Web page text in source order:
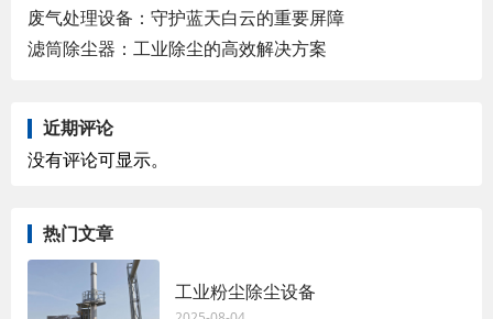
废气处理设备：守护蓝天白云的重要屏障
滤筒除尘器：工业除尘的高效解决方案
近期评论
没有评论可显示。
热门文章
工业粉尘除尘设备